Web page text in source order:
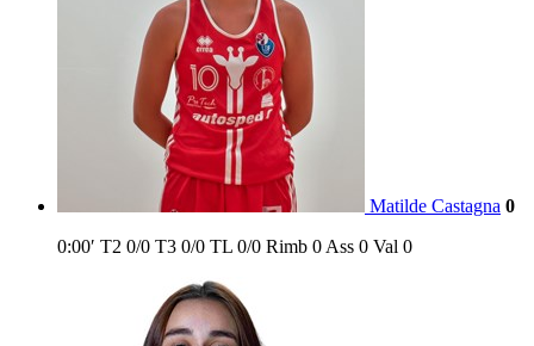
Matilde Castagna 0
0:00′ T2 0/0 T3 0/0 TL 0/0 Rimb 0 Ass 0 Val 0